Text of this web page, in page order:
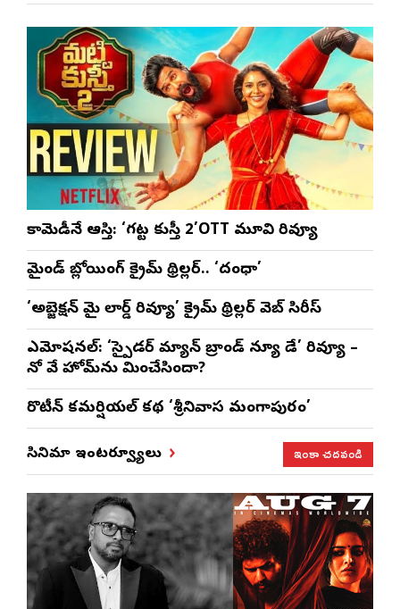
కామెడీనే ఆస్తి: ‘గట్ట కుస్తీ 2’OTT మూవి రివ్యూ
మైండ్ బ్లోయింగ్ క్రైమ్ థ్రిల్లర్.. ‘దంధా’
‘అబ్జెక్ష‌న్ మై లార్డ్ రివ్యూ’ క్రైమ్ థ్రిల్ల‌ర్ వెబ్ సిరీస్
ఎమోష‌న‌ల్‌: ‘స్పైడర్ మ్యాన్ బ్రాండ్ న్యూ డే’ రివ్యూ –
నో వే హోమ్‌ను మించేసిందా?
రొటీన్‌ కమర్షియల్‌ కథ ‘శ్రీనివాస మంగాపురం’
సినిమా ఇంటర్వ్యూలు ఇంకా చదవండి